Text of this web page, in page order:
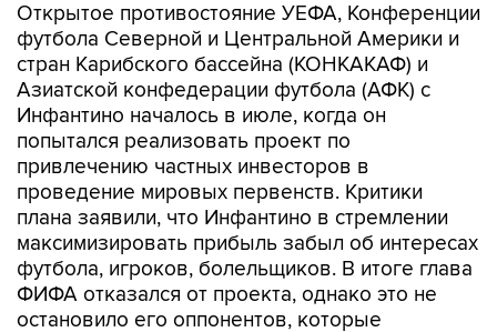
Открытое противостояние УЕФА, Конференции
футбола Северной и Центральной Америки и
стран Карибского бассейна (КОНКАКАФ) и
Азиатской конфедерации футбола (АФК) с
Инфантино началось в июле, когда он
попытался реализовать проект по
привлечению частных инвесторов в
проведение мировых первенств. Критики
плана заявили, что Инфантино в стремлении
максимизировать прибыль забыл об интересах
футбола, игроков, болельщиков. В итоге глава
ФИФА отказался от проекта, однако это не
остановило его оппонентов, которые